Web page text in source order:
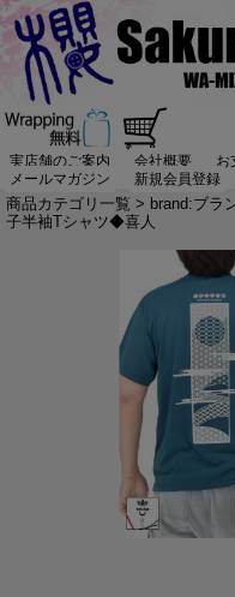
実店舗のご案内 会社概要 お
メールマガジン
新規会員登録
商品カテゴリ一覧 > brand:ブラ
子半袖Tシャツ◆喜人